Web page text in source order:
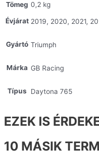
Tömeg 0,2 kg
Évjárat 2019, 2020, 2021,
Gyártó Triumph
Márka GB Racing
Típus Daytona 765
EZEK IS
10 MÁSIK